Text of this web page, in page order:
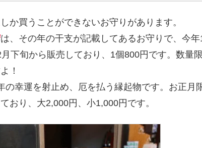
か買うことができないお守りがあります。
は、その年の干支が記載してあるお守りで、今
下旬から販売しており、1個800円です。数量
！
の幸運を射止め、厄を払う縁起物です。お正月
おり、大2,000円、小1,000円です。